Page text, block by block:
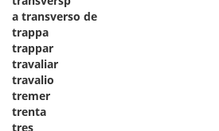
a transverso de
trappa
trappar
travaliar
travalio
tremer
trenta
tres